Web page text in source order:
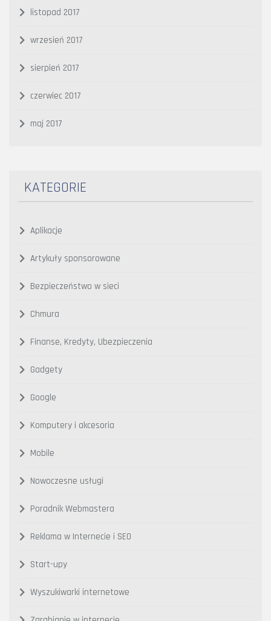
listopad 2017
wrzesień 2017
sierpień 2017
czerwiec 2017
maj 2017
KATEGORIE
Aplikacje
Artykuły sponsorowane
Bezpieczeństwo w sieci
Chmura
Finanse, Kredyty, Ubezpieczenia
Gadgety
Google
Komputery i akcesoria
Mobile
Nowoczesne usługi
Poradnik Webmastera
Reklama w Internecie i SEO
Start-upy
Wyszukiwarki internetowe